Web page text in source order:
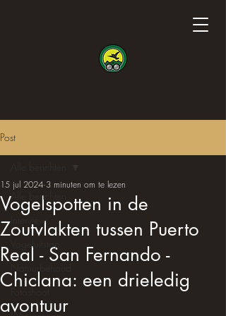
Post
Alle berichten
Interview
Vogeluitstap
Vogelspotten in de
Zoutvlakten tussen Puerto
Real - San Fernando -
Chiclana: een drieledig
avontuur
15 jul 2024 3 minuten om te lezen